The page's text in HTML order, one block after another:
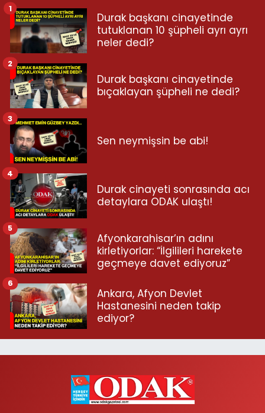
Durak başkanı cinayetinde
tutuklanan 10 şüpheli ayrı ayrı
neler dedi?
1
Durak başkanı cinayetinde
bıçaklayan şüpheli ne dedi?
2
Sen neymişsin be abi!
3
Durak cinayeti sonrasında acı
detaylara ODAK ulaştı!
4
Afyonkarahisar’ın adını
kirletiyorlar: “İlgilileri harekete
geçmeye davet ediyoruz”
5
Ankara, Afyon Devlet
Hastanesini neden takip
ediyor?
6